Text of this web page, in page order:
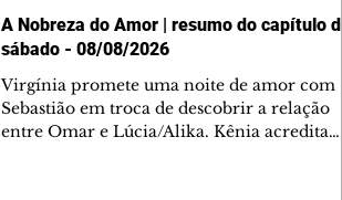
A Nobreza do Amor | resumo do capítulo de
sábado - 08/08/2026
Virgínia promete uma noite de amor com
Sebastião em troca de descobrir a relação
entre Omar e Lúcia/Alika. Kênia acredita